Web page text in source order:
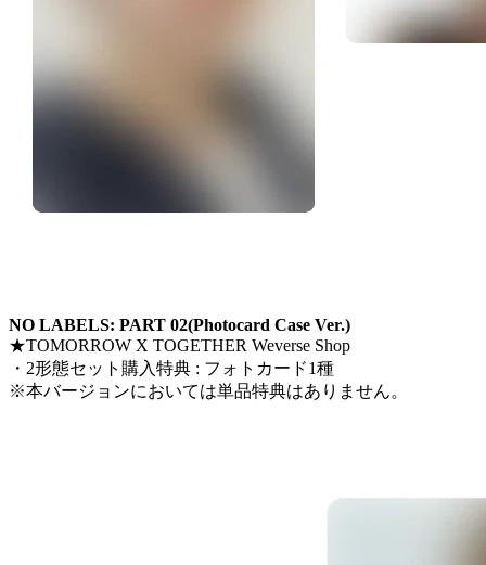
NO LABELS: PART 02(Photocard Case Ver.)
★TOMORROW X TOGETHER Weverse Shop
・2形態セット購入特典 : フォトカード1種
※本バージョンにおいては単品特典はありません。